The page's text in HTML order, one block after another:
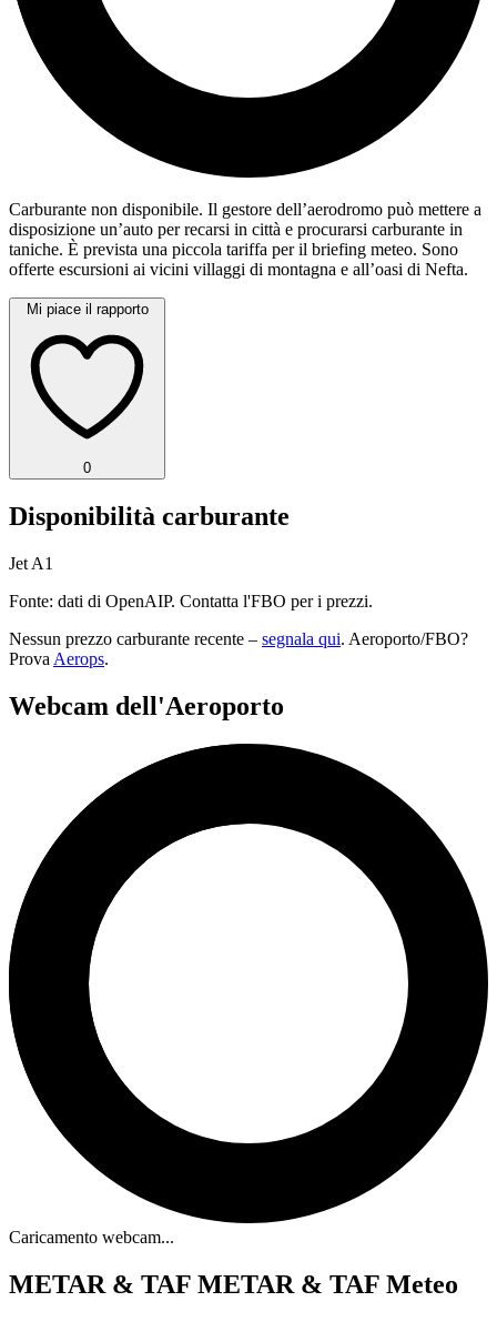
Carburante non disponibile. Il gestore dell’aerodromo può mettere a
disposizione un’auto per recarsi in città e procurarsi carburante in
taniche. È prevista una piccola tariffa per il briefing meteo. Sono
offerte escursioni ai vicini villaggi di montagna e all’oasi di Nefta.
Mi piace il rapporto
0
Disponibilità carburante
Jet A1
Fonte: dati di OpenAIP. Contatta l'FBO per i prezzi.
Nessun prezzo carburante recente – segnala qui. Aeroporto/FBO?
Prova Aerops.
Webcam dell'Aeroporto
Caricamento webcam...
METAR & TAF METAR & TAF Meteo